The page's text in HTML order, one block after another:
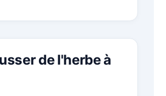
de l'herbe à